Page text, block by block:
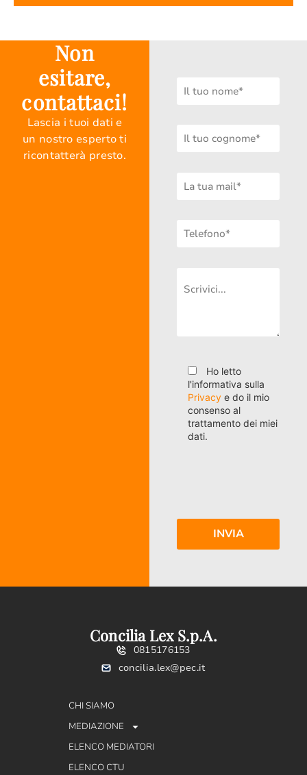
Non
esitare,
contattaci!
Lascia i tuoi dati e
un nostro esperto ti
ricontatterà presto.
Ho letto
l'informativa sulla
Privacy e do il mio
consenso al
trattamento dei miei
dati.
Concilia Lex S.p.A.
0815176153
concilia.lex@pec.it
CHI SIAMO
MEDIAZIONE
ELENCO MEDIATORI
ELENCO CTU